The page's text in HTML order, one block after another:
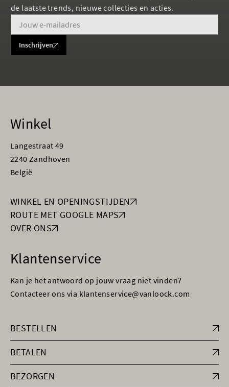
de laatste trends, nieuwe collecties en acties.
Inschrijven
Winkel
Langestraat 49
2240 Zandhoven
België
WINKEL EN OPENINGSTIJDEN
ROUTE MET GOOGLE MAPS
OVER ONS
Klantenservice
Kan je het antwoord op jouw vraag niet vinden?
Contacteer ons via klantenservice@vanloock.com
BESTELLEN
BETALEN
BEZORGEN